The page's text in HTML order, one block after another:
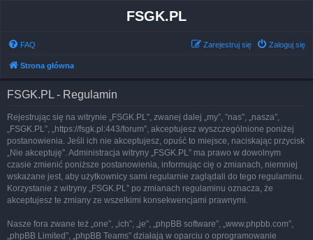
FSGK.PL
FAQ Zaloguj się
Zarejestruj się
Strona główna
FSGK.PL - Regulamin
Rejestrując się na witrynie „FSGK.PL”, zwanej dalej „my”, ”nas”, „nasza”,
„FSGK.PL”, „https://fsgk.pl:443/forum”, akceptujesz wyszczególnione poniżej
postanowienia. Jeśli ich nie akceptujesz, opuść to miejsce, naciskając przycisk
„Nie akceptuję”. Administracja witryny „FSGK.PL” ma prawo w dowolnym
czasie zmienić poniższe postanowienia, informując cię o zmianach, niemniej
wskazane jest, aby użytkownicy sami regularnie zaglądali do tego regulaminu.
Korzystanie z witryny „FSGK.PL” po zmianach regulaminu oznacza, że
akceptujesz te zmiany ze wszelkimi konsekwencjami prawnymi.
Nasze fora zwane też „one”, „ich”, „je”, „phpBB software”, „www.phpbb.com”,
„phpBB Limited”, „phpBB Teams” działają w oparciu o oprogramowanie